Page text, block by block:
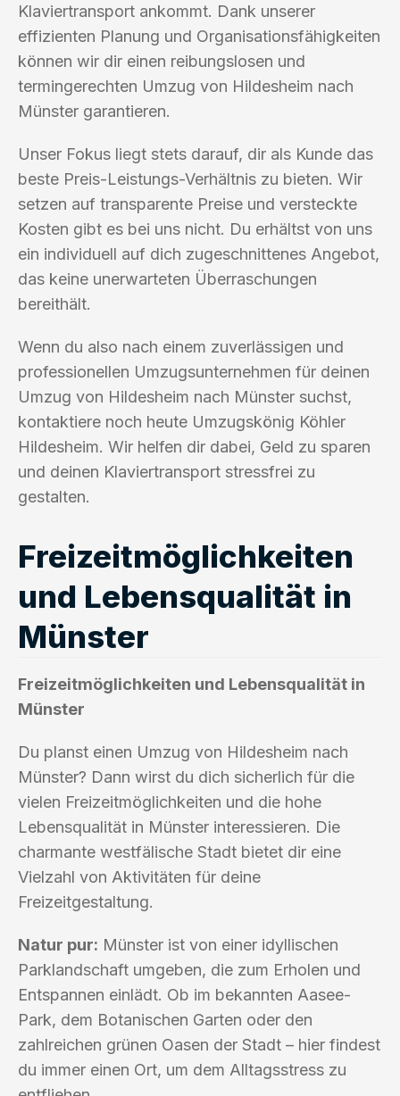
Klaviertransport ankommt. Dank unserer
effizienten Planung und Organisationsfähigkeiten
können wir dir einen reibungslosen und
termingerechten Umzug von Hildesheim nach
Münster garantieren.
Unser Fokus liegt stets darauf, dir als Kunde das
beste Preis-Leistungs-Verhältnis zu bieten. Wir
setzen auf transparente Preise und versteckte
Kosten gibt es bei uns nicht. Du erhältst von uns
ein individuell auf dich zugeschnittenes Angebot,
das keine unerwarteten Überraschungen
bereithält.
Wenn du also nach einem zuverlässigen und
professionellen Umzugsunternehmen für deinen
Umzug von Hildesheim nach Münster suchst,
kontaktiere noch heute Umzugskönig Köhler
Hildesheim. Wir helfen dir dabei, Geld zu sparen
und deinen Klaviertransport stressfrei zu
gestalten.
Freizeitmöglichkeiten
und Lebensqualität in
Münster
Freizeitmöglichkeiten und Lebensqualität in
Münster
Du planst einen Umzug von Hildesheim nach
Münster? Dann wirst du dich sicherlich für die
vielen Freizeitmöglichkeiten und die hohe
Lebensqualität in Münster interessieren. Die
charmante westfälische Stadt bietet dir eine
Vielzahl von Aktivitäten für deine
Freizeitgestaltung.
Natur pur: Münster ist von einer idyllischen
Parklandschaft umgeben, die zum Erholen und
Entspannen einlädt. Ob im bekannten Aasee-
Park, dem Botanischen Garten oder den
zahlreichen grünen Oasen der Stadt – hier findest
du immer einen Ort, um dem Alltagsstress zu